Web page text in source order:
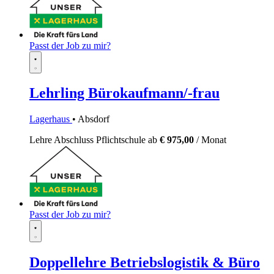
Passt der Job zu mir?
Lehrling Bürokaufmann/-frau
Lagerhaus • Absdorf
Lehre Abschluss Pflichtschule ab € 975,00 / Monat
Passt der Job zu mir?
Doppellehre Betriebslogistik & Büro